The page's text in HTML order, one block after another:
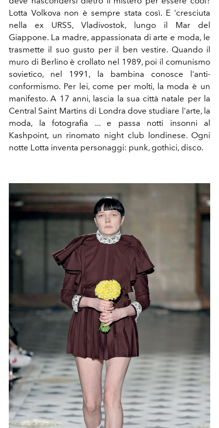
Lotta Volkova non è sempre stata così. E 'cresciuta
nella ex URSS, Vladivostok, lungo il Mar del
Giappone. La madre, appassionata di arte e moda, le
trasmette il suo gusto per il ben vestire. Quando il
muro di Berlino è crollato nel 1989, poi il comunismo
sovietico, nel 1991, la bambina conosce l'anti-
conformismo. Per lei, come per molti, la moda è un
manifesto. A 17 anni, lascia la sua città natale per la
Central Saint Martins di Londra dove studiare l'arte, la
moda, la fotografia ... e passa notti insonni al
Kashpoint, un rinomato night club londinese. Ogni
notte Lotta inventa personaggi: punk, gothici, disco.